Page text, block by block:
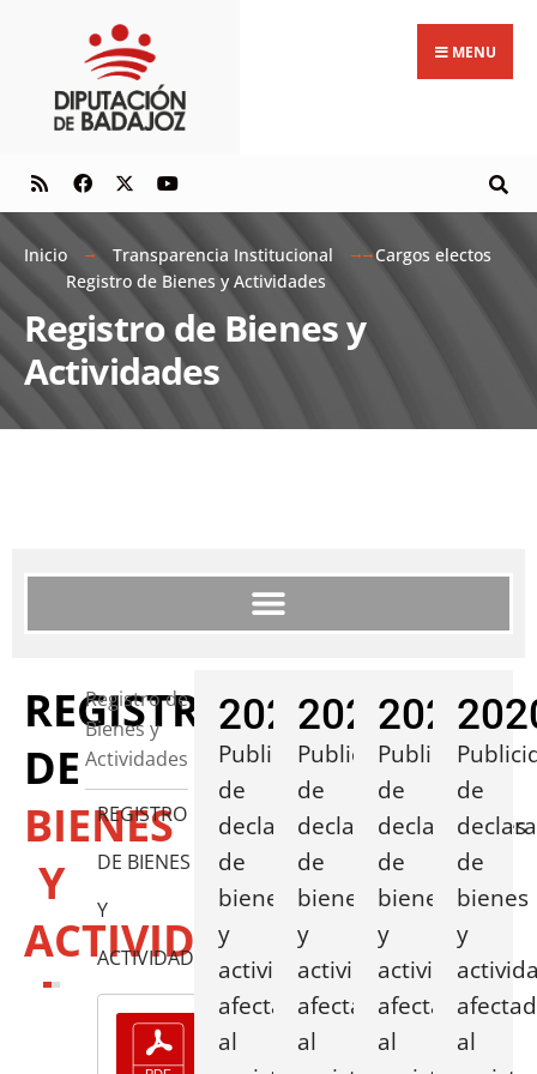
MENU
Inicio Transparencia Institucional
Cargos electos
Registro de Bienes y Actividades
Registro de Bienes y
Actividades
REGISTRO
DE
BIENES
Y
ACTIVIDADES
Registro de
Bienes y
Actividades
REGISTRO
DE BIENES
Y
ACTIVIDADES
2023
Publicidad
de
declaraciones
de
bienes
y
actividades
afectadas
al
2022
Publicidad
de
declaraciones
de
bienes
y
actividades
afectadas
al
2021
Publicidad
de
declaraciones
de
bienes
y
actividades
afectadas
al
de
de
bienes
y
al